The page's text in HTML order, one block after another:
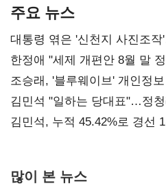
주요 뉴스
대통령 엮은 '신천지 사진조
한정애 "세제 개편안 8월 말
조승래, '블루웨이브' 개인정
통감"
김민석 "일하는 당대표"…정
김민석, 누적 45.42%로 경선
많이 본 뉴스